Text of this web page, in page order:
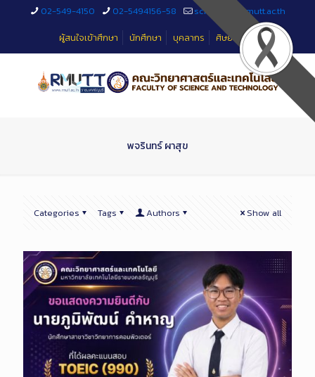
02-549-4150 02-5494156-58
sciteched@rmutt.ac.th
ผู้สนใจเข้าศึกษา
นักศึกษา บุคลากร ศิษย์เก่า
พจรินทร์ ผาสุข
Categories Tags Authors Show all